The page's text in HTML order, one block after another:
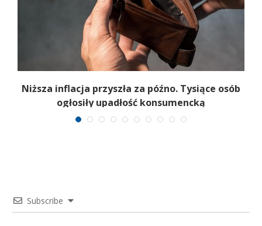
Niższa inflacja przyszła za późno. Tysiące osób
ogłosiły upadłość konsumencką
Subscribe